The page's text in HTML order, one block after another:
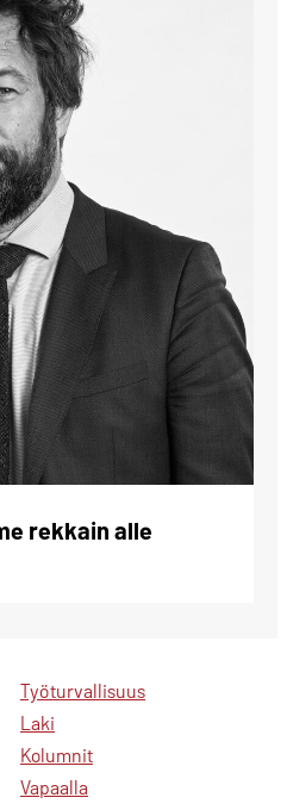
rekkain alle
Työturvallisuus
Laki
Kolumnit
Vapaalla